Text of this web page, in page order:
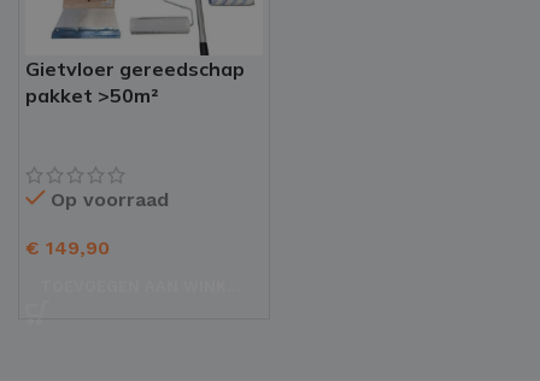
Gietvloer gereedschap
pakket >50m²
Op voorraad
€ 149,90